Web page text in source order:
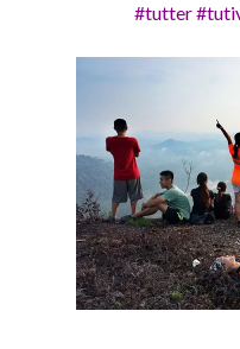
#tutter